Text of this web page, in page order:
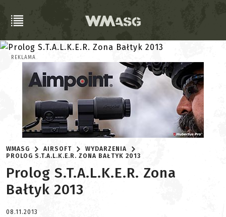
REKLAMA
WMASG AIRSOFT
WYDARZENIA
PROLOG S.T.A.L.K.E.R. ZONA BAŁTYK 2013
Prolog S.T.A.L.K.E.R. Zona
Bałtyk 2013
08.11.2013